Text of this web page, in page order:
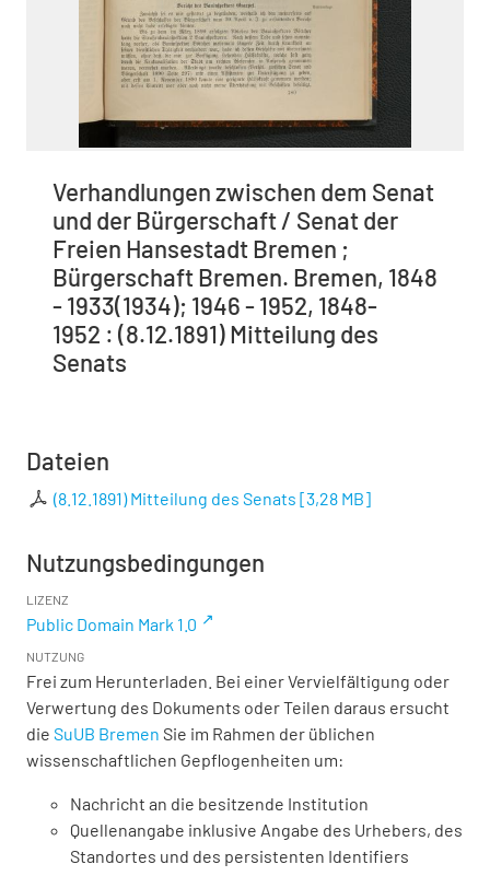
Verhandlungen zwischen dem Senat
und der Bürgerschaft / Senat der
Freien Hansestadt Bremen ;
Bürgerschaft Bremen. Bremen, 1848
- 1933(1934); 1946 - 1952, 1848-
1952 : (8.12.1891) Mitteilung des
Senats
Dateien
(8.12.1891) Mitteilung des Senats [3,28 MB]
Nutzungsbedingungen
LIZENZ
Public Domain Mark 1.0
NUTZUNG
Frei zum Herunterladen. Bei einer Vervielfältigung oder
Verwertung des Dokuments oder Teilen daraus ersucht
die SuUB Bremen Sie im Rahmen der üblichen
wissenschaftlichen Gepflogenheiten um:
Nachricht an die besitzende Institution
Quellenangabe inklusive Angabe des Urhebers, des
Standortes und des persistenten Identifiers